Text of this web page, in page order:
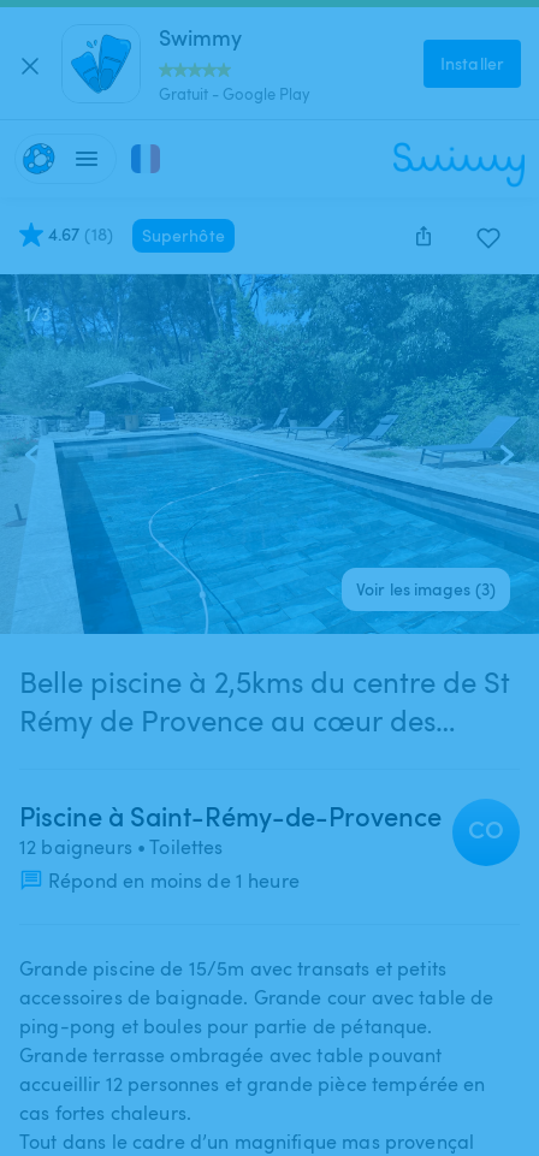
Swimmy
Gratuit - Google Play
Installer
4.67 (18) Superhôte
1/3
Voir les images (3)
Belle piscine à 2,5kms du centre de St
Rémy de Provence au cœur des
Piscine à Saint-Rémy-de-Provence
12 baigneurs • Toilettes
Répond en moins de 1 heure
CO
Grande piscine de 15​/​5m avec transats et petits
accessoires de baignade. Grande cour avec table de
ping-pong et boules pour partie de pétanque.
Grande terrasse ombragée avec table pouvant
accueillir 12 personnes et grande pièce tempérée en
cas fortes chaleurs.
Tout dans le cadre d’un magnifique mas provençal